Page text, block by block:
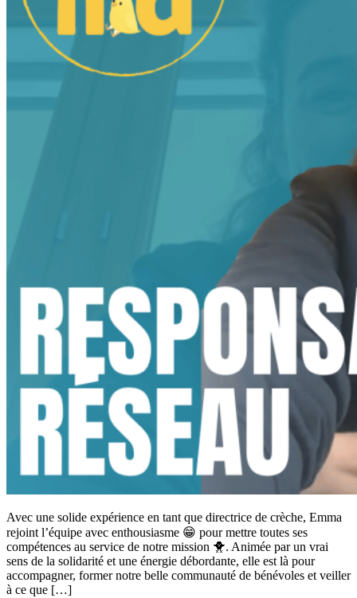
Avec une solide expérience en tant que directrice de crèche, Emma
rejoint l’équipe avec enthousiasme 😁 pour mettre toutes ses
compétences au service de notre mission 🐥. Animée par un vrai
sens de la solidarité et une énergie débordante, elle est là pour
accompagner, former notre belle communauté de bénévoles et veiller
à ce que […]